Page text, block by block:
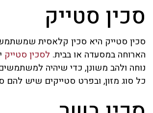
סכין סטייק
סכין סטייק היא סכין קלאסית
הארוחה במסעדה או בבית. לסכין סטייק
נוחה ולהב משונן, כדי שיהיה
כל סוג מזון, ובפרט סטייקים שיש להם